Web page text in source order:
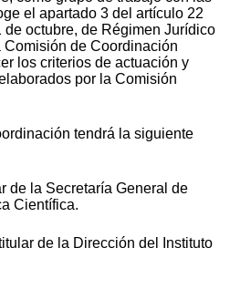
el apartado 3 del artículo 22
de octubre, de Régimen Jurídico
de Coordinación
los criterios de actuación y
por la Comisión
tendrá la siguiente
la Secretaría General de
Científica.
de la Dirección del Instituto